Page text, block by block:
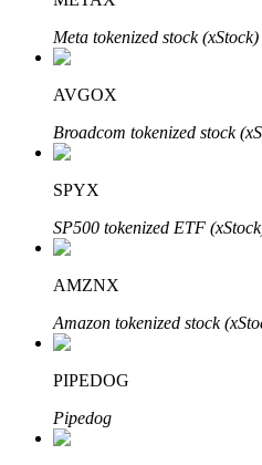
Auto Invest
Grijp langetermijnwinst en
Bitrue
Meta tokenized stock (xStock)
AVGOX
Broadcom tokenized stock
SPYX
SP500 tokenized ETF
AMZNX
Amazon tokenized stock
PIPEDOG
Pipedog